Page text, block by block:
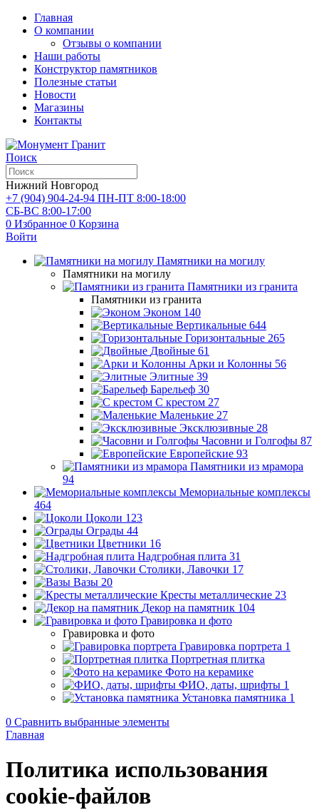
Главная
О компании
Отзывы о компании
Наши работы
Конструктор памятников
Полезные статьи
Новости
Магазины
Контакты
Поиск
Нижний Новгород
+7 (904) 904-24-94 ПН-ПТ 8:00-18:00
СБ-ВС 8:00-17:00
0 Избранное 0 Корзина
Войти
Памятники на могилу
Памятники на могилу
Памятники из гранита
Памятники из гранита
Эконом 140
Вертикальные 644
Горизонтальные 265
Двойные 61
Арки и Колонны 56
Элитные 39
Барельеф 30
С крестом 27
Маленькие 27
Эксклюзивные 28
Часовни и Голгофы 87
Европейские 93
Памятники из мрамора
94
Мемориальные комплексы
464
Цоколи 123
Ограды 44
Цветники 16
Надгробная плита 31
Столики, Лавочки 17
Вазы 20
Кресты металлические 23
Декор на памятник 104
Гравировка и фото
Гравировка и фото
Гравировка портрета 1
Портретная плитка
Фото на керамике
ФИО, даты, шрифты 1
Установка памятника 1
0 Сравнить выбранные элементы
Главная
Политика использования
cookie-файлов